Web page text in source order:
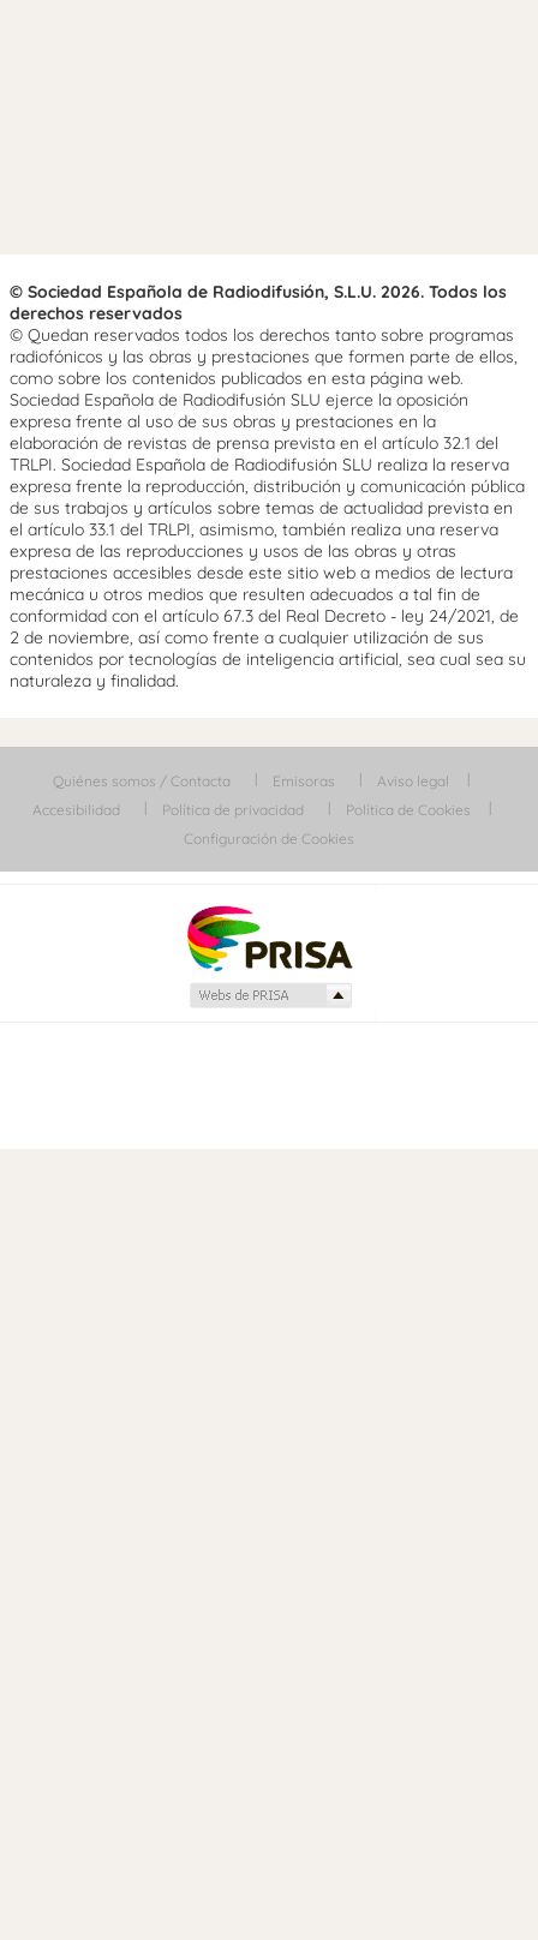
© Sociedad Española de Radiodifusión, S.L.U. 2026. Todos los
derechos reservados
© Quedan reservados todos los derechos tanto sobre programas
radiofónicos y las obras y prestaciones que formen parte de ellos,
como sobre los contenidos publicados en esta página web.
Sociedad Española de Radiodifusión SLU ejerce la oposición
expresa frente al uso de sus obras y prestaciones en la
elaboración de revistas de prensa prevista en el artículo 32.1 del
TRLPI. Sociedad Española de Radiodifusión SLU realiza la reserva
expresa frente la reproducción, distribución y comunicación pública
de sus trabajos y artículos sobre temas de actualidad prevista en
el artículo 33.1 del TRLPI, asimismo, también realiza una reserva
expresa de las reproducciones y usos de las obras y otras
prestaciones accesibles desde este sitio web a medios de lectura
mecánica u otros medios que resulten adecuados a tal fin de
conformidad con el artículo 67.3 del Real Decreto - ley 24/2021, de
2 de noviembre, así como frente a cualquier utilización de sus
contenidos por tecnologías de inteligencia artificial, sea cual sea su
naturaleza y finalidad.
Quiénes somos / Contacta Emisoras
Aviso legal
Accesibilidad
Política de privacidad
Política de Cookies
Configuración de Cookies